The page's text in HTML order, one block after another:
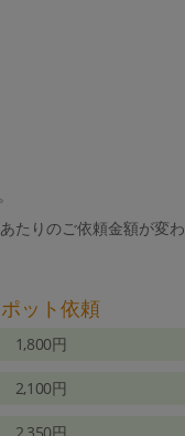
たりのご依頼金額が変わ
ット依頼
1,800円
2,100円